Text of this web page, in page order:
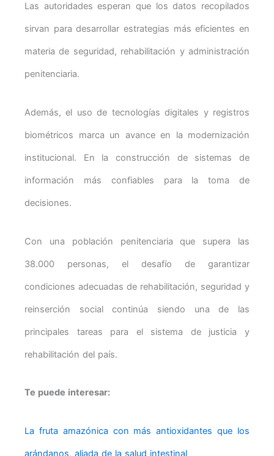
Las autoridades esperan que los datos recopilados
sirvan para desarrollar estrategias más eficientes en
materia de seguridad, rehabilitación y administración
penitenciaria.
Además, el uso de tecnologías digitales y registros
biométricos marca un avance en la modernización
institucional. En la construcción de sistemas de
información más confiables para la toma de
decisiones.
Con una población penitenciaria que supera las
38.000 personas, el desafío de garantizar
condiciones adecuadas de rehabilitación, seguridad y
reinserción social continúa siendo una de las
principales tareas para el sistema de justicia y
rehabilitación del país.
Te puede interesar:
La fruta amazónica con más antioxidantes que los
arándanos, aliada de la salud intestinal